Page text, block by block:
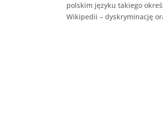
polskim języku takiego
Wikipedii – dyskryminację